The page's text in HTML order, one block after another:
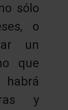
sólo
o
un
que
habrá
y